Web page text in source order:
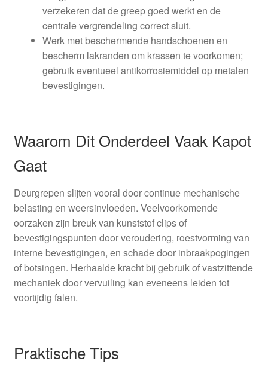
verzekeren dat de greep goed werkt en de
centrale vergrendeling correct sluit.
Werk met beschermende handschoenen en
bescherm lakranden om krassen te voorkomen;
gebruik eventueel antikorrosiemiddel op metalen
bevestigingen.
Waarom Dit Onderdeel Vaak Kapot
Gaat
Deurgrepen slijten vooral door continue mechanische
belasting en weersinvloeden. Veelvoorkomende
oorzaken zijn breuk van kunststof clips of
bevestigingspunten door veroudering, roestvorming van
interne bevestigingen, en schade door inbraakpogingen
of botsingen. Herhaalde kracht bij gebruik of vastzittende
mechaniek door vervuiling kan eveneens leiden tot
voortijdig falen.
Praktische Tips